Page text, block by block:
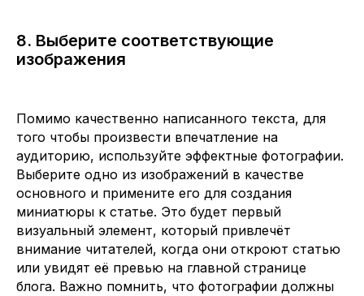
8. Выберите соответствующие
изображения
Помимо качественно написанного текста, для
того чтобы произвести впечатление на
аудиторию, используйте эффектные фотографии.
Выберите одно из изображений в качестве
основного и примените его для создания
миниатюры к статье. Это будет первый
визуальный элемент, который привлечёт
внимание читателей, когда они откроют статью
или увидят её превью на главной странице
блога. Важно помнить, что фотографии должны